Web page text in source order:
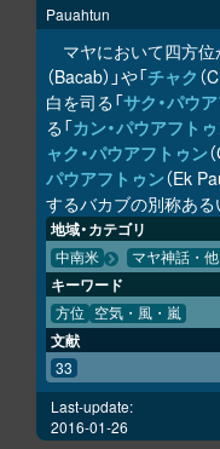
Pauahtun
マヤにおいて四方位
（Bacab）」や「チャク （
白を司る「サク・パウ
る「カン・パウアフト
ャク・パウアフトゥン
パウアフトゥン（Ek
するバカブの別称ある
地域・カテゴリ
中南米 マヤ神話・他
キーワード
方位 空気・風・嵐
文献
33
Last-update:
2016-01-26